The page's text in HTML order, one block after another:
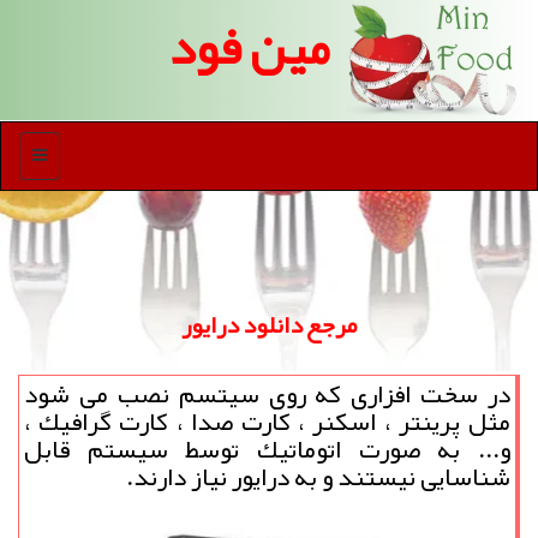
مین فود
منو
مرجع دانلود درایور
در سخت افزاری كه روی سیتسم نصب می شود
مثل پرینتر ، اسكنر ، كارت صدا ، كارت گرافیك ،
و... به صورت اتوماتیك توسط سیستم قابل
شناسایی نیستند و به درایور نیاز دارند.